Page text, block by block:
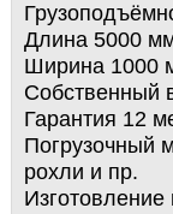
Длина 5000
Ширина 1000
Собственный
Гарантия 12
Погрузочный
рохли и пр.